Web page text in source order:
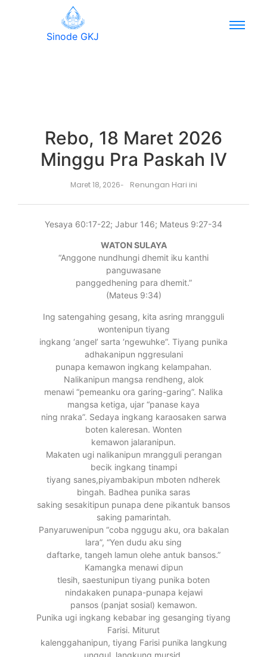
Sinode GKJ
Rebo, 18 Maret 2026
Minggu Pra Paskah IV
Maret 18, 2026- Renungan Hari ini
Yesaya 60:17-22; Jabur 146; Mateus 9:27-34
WATON SULAYA
“Anggone nundhungi dhemit iku kanthi
panguwasane
panggedhening para dhemit.”
(Mateus 9:34)
Ing satengahing gesang, kita asring mrangguli
wontenipun tiyang
ingkang ‘angel’ sarta ‘ngewuhke”. Tiyang punika
adhakanipun nggresulani
punapa kemawon ingkang kelampahan.
Nalikanipun mangsa rendheng, alok
menawi “pemeanku ora garing-garing”. Nalika
mangsa ketiga, ujar “panase kaya
ning nraka”. Sedaya ingkang karaosaken sarwa
boten kaleresan. Wonten
kemawon jalaranipun.
Makaten ugi nalikanipun mrangguli perangan
becik ingkang tinampi
tiyang sanes,piyambakipun mboten ndherek
bingah. Badhea punika saras
saking sesakitipun punapa dene pikantuk bansos
saking pamarintah.
Panyaruwenipun “coba nggugu aku, ora bakalan
lara”, “Yen dudu aku sing
daftarke, tangeh lamun olehe antuk bansos.”
Kamangka menawi dipun
tlesih, saestunipun tiyang punika boten
nindakaken punapa-punapa kejawi
pansos (panjat sosial) kemawon.
Punika ugi ingkang kebabar ing gesanging tiyang
Farisi. Miturut
kalenggahanipun, tiyang Farisi punika langkung
unggul, langkung mursid,